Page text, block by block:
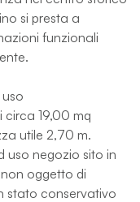
si presta a
funzionali
19,00 mq
utile 2,70 m.
uso negozio sito in
oggetto di
stato conservativo